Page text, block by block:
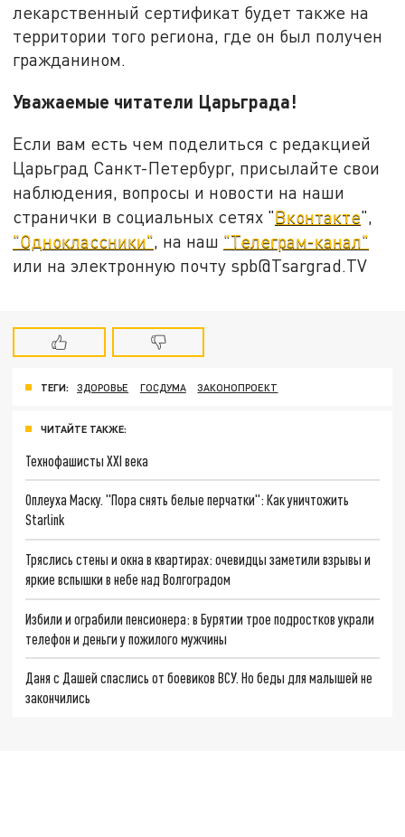
лекарственный сертификат будет также на
территории того региона, где он был получен
гражданином.
Уважаемые читатели Царьграда!
Если вам есть чем поделиться с редакцией
Царьград Санкт-Петербург, присылайте свои
наблюдения, вопросы и новости на наши
странички в социальных сетях "Вконтакте",
"Одноклассники", на наш "Телеграм-канал"
или на электронную почту spb@Tsargrad.TV
ТЕГИ: ЗДОРОВЬЕ ГОСДУМА ЗАКОНОПРОЕКТ
ЧИТАЙТЕ ТАКЖЕ:
Технофашисты XXI века
Оплеуха Маску. "Пора снять белые перчатки": Как уничтожить
Starlink
Тряслись стены и окна в квартирах: очевидцы заметили взрывы и
яркие вспышки в небе над Волгоградом
Избили и ограбили пенсионера: в Бурятии трое подростков украли
телефон и деньги у пожилого мужчины
Даня с Дашей спаслись от боевиков ВСУ. Но беды для малышей не
закончились